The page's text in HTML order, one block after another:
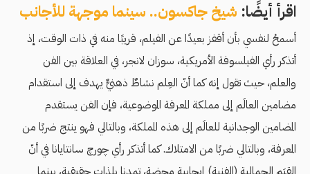
اقرأ أيضًا: شيخ جاكسون.. سينما موجهة للأجانب
أسمحُ لنفسي بأن أقفز بعيدًا عن الفيلم، قريبًا منه في ذات الوقت، إذ
أتذكر رأي الفيلسوفة الأمريكية، سوزان لانجر، في العلاقة بين الفن
والعلم، حيث تقول إنه كما أنّ العِلم نشاطٌ ذهنيٌّ يهدف إلى استقدام
مضامين العالَم إلى مملكة المعرفة الموضوعية، فإن الفن يستقدم
المضامين الوجدانية للعالَم إلى هذه المملكة، وبالتالي فهو ينتج ضربًا من
المعرفة، وبالتالي ضربًا من الامتلاك. كما أتذكر رأي چورچ سانتايانا في أنّ